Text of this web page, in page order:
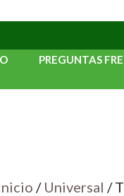
PREGUNTAS
/ Universal /